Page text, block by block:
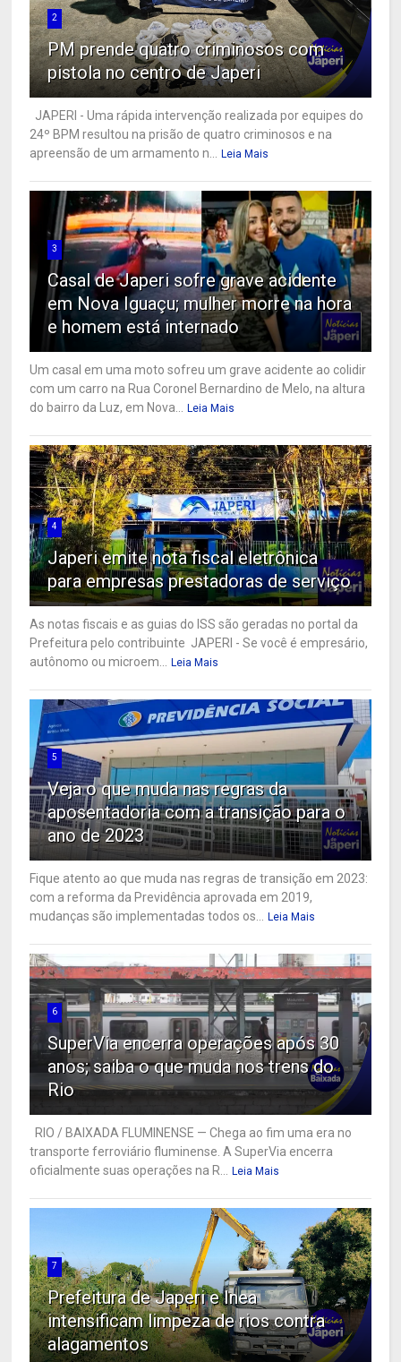
2
PM prende quatro criminosos com
pistola no centro de Japeri
JAPERI - Uma rápida intervenção realizada por equipes do
24º BPM resultou na prisão de quatro criminosos e na
apreensão de um armamento n...
Leia Mais
3
Casal de Japeri sofre grave acidente
em Nova Iguaçu; mulher morre na hora
e homem está internado
Um casal em uma moto sofreu um grave acidente ao colidir
com um carro na Rua Coronel Bernardino de Melo, na altura
do bairro da Luz, em Nova...
Leia Mais
4
Japeri emite nota fiscal eletrônica
para empresas prestadoras de serviço
As notas fiscais e as guias do ISS são geradas no portal da
Prefeitura pelo contribuinte JAPERI - Se você é empresário,
autônomo ou microem...
Leia Mais
5
Veja o que muda nas regras da
aposentadoria com a transição para o
ano de 2023
Fique atento ao que muda nas regras de transição em 2023:
com a reforma da Previdência aprovada em 2019,
mudanças são implementadas todos os...
Leia Mais
6
SuperVia encerra operações após 30
anos; saiba o que muda nos trens do
Rio
RIO / BAIXADA FLUMINENSE — Chega ao fim uma era no
transporte ferroviário fluminense. A SuperVia encerra
oficialmente suas operações na R...
Leia Mais
7
Prefeitura de Japeri e Inea
intensificam limpeza de rios contra
alagamentos